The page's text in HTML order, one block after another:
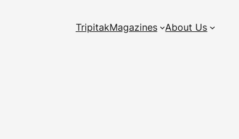
TripitakMagazines About Us